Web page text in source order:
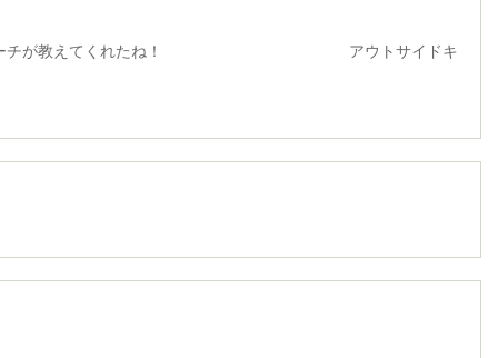
が教えてくれたね！ アウトサイドキ